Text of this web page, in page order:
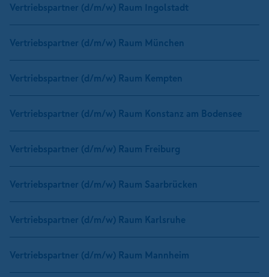
Vertriebspartner (d/m/w) Raum Ingolstadt
Vertriebspartner (d/m/w) Raum München
Vertriebspartner (d/m/w) Raum Kempten
Vertriebspartner (d/m/w) Raum Konstanz am Bodensee
Vertriebspartner (d/m/w) Raum Freiburg
Vertriebspartner (d/m/w) Raum Saarbrücken
Vertriebspartner (d/m/w) Raum Karlsruhe
Vertriebspartner (d/m/w) Raum Mannheim